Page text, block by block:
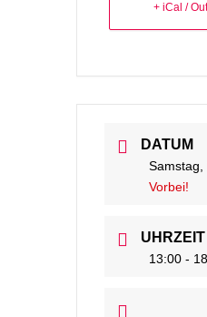
+ iCal /
DATUM
Samstag,
Vorbei!
UHRZEIT
13:00 -